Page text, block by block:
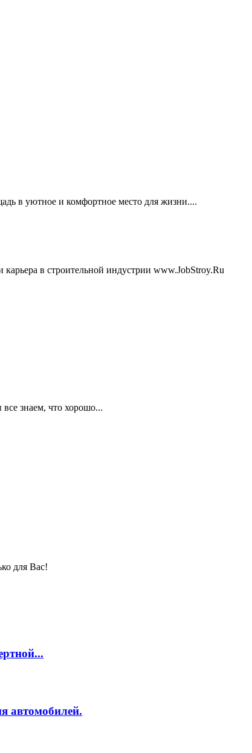
в уютное и комфортное место для жизни....
в строительной индустрии www.JobStroy.Ru
знаем, что хорошо...
для Вас!
автомобилей.